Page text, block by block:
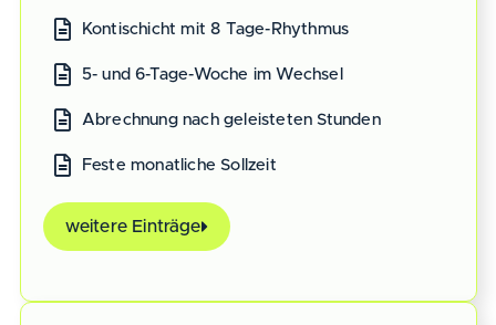
Kontischicht mit 8 Tage-Rhythmus
5- und 6-Tage-Woche im Wechsel
Abrechnung nach geleisteten Stunden
Feste monatliche Sollzeit
weitere Einträge